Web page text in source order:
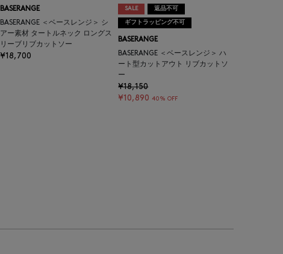
BASERANGE
BASERANGE ＜ベースレンジ＞ シ
アー素材 タートルネック ロングス
リーブリブカットソー
¥18,700
SALE 返品不可
ギフトラッピング不可
BASERANGE
BASERANGE ＜ベースレンジ＞ ハ
ート型カットアウト リブカットソ
ー
¥18,150
¥10,890 40% OFF